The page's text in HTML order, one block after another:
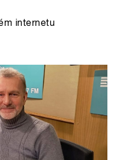
internetu